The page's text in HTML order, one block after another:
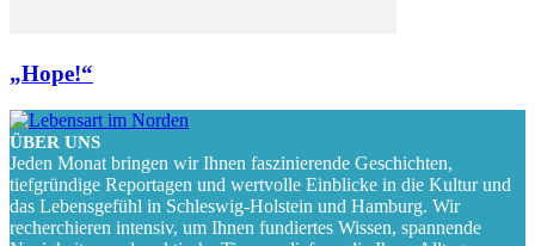
„Hope!“
ÜBER UNS
Jeden Monat bringen wir Ihnen faszinierende Geschichten,
tiefgründige Reportagen und wertvolle Einblicke in die Kultur und
das Lebensgefühl in Schleswig-Holstein und Hamburg. Wir
recherchieren intensiv, um Ihnen fundiertes Wissen, spannende